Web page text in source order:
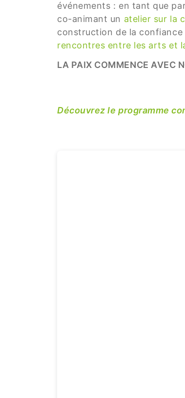
événements : en tant que
co-animant un atelier sur la
construction de la
rencontres entre les arts et
LA PAIX COMMENCE AVEC
Découvrez le programme